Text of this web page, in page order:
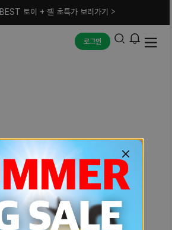
BEST 토이 + 젤 초특가 보러가기 >
로그인
예상치 못한 에러입니다.